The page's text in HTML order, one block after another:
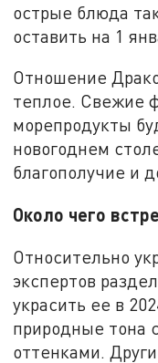
острые блюда
оставить на 1
Отношение
теплое. Свежие
морепродукты
новогоднем
благополучие и
Около чего
Относительно
экспертов
украсить ее в
природные тона
оттенками.